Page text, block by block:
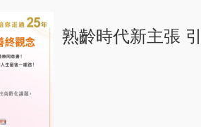
熟齡時代新主張